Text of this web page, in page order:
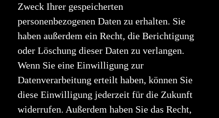
Zweck Ihrer gespeicherten
personenbezogenen Daten zu erhalten. Sie
haben außerdem ein Recht, die Berichtigung
oder Löschung dieser Daten zu verlangen.
Wenn Sie eine Einwilligung zur
Datenverarbeitung erteilt haben, können Sie
diese Einwilligung jederzeit für die Zukunft
widerrufen. Außerdem haben Sie das Recht,